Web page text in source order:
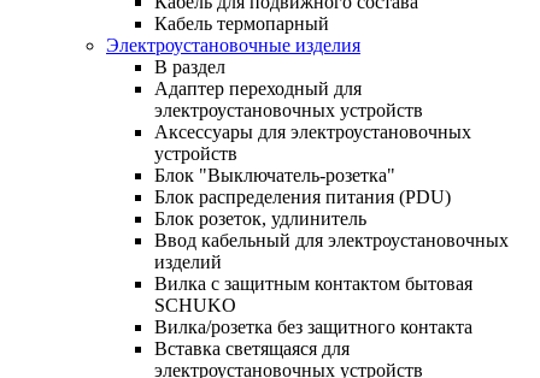
Кабель термопарный
Электроустановочные изделия
В раздел
Адаптер переходный для
электроустановочных устройств
Аксессуары для электроустановочных
устройств
Блок "Выключатель-розетка"
Блок распределения питания (PDU)
Блок розеток, удлинитель
Ввод кабельный для электроустановочных
изделий
Вилка с защитным контактом бытовая
SCHUKO
Вилка/розетка без защитного контакта
Вставка светящаяся для
электроустановочных устройств